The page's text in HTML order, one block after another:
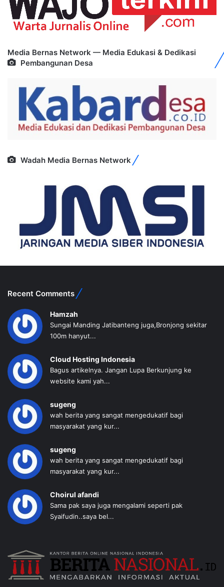
Media Bernas Network — Media Edukasi & Dedikasi
Pembangunan Desa
Wadah Media Bernas Network
Recent Comments
Hamzah
Sungai Manding Jatibanteng juga,Bronjong sekitar
100m hanyut...
Cloud Hosting Indonesia
Bagus artikelnya. Jangan Lupa Berkunjung ke
website kami yah...
sugeng
wah berita yang sangat mengedukatif bagi
masyarakat yang kur...
sugeng
wah berita yang sangat mengedukatif bagi
masyarakat yang kur...
Choirul afandi
Sama pak saya juga mengalami seperti pak
Syaifudin..saya bel...